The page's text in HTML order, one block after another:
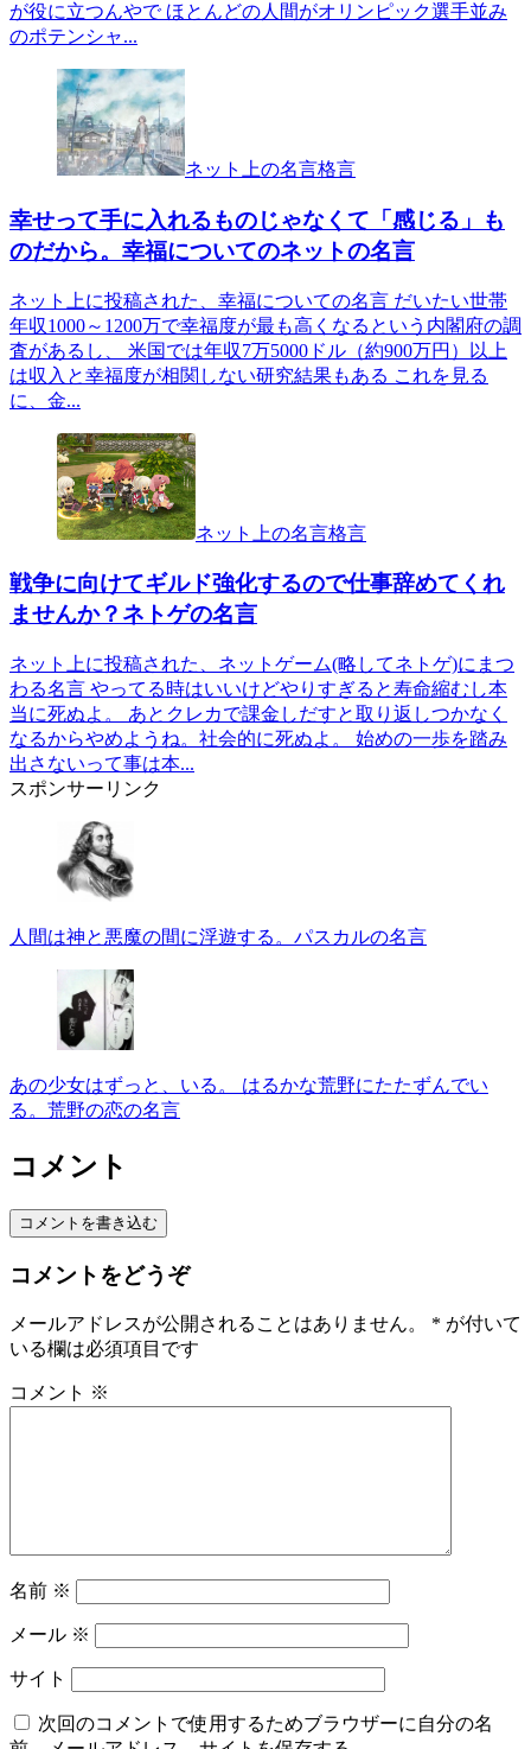
が役に立つんやで ほとんどの人間がオリンピック選手並み
のポテンシャ...
ネット上の名言格言
幸せって手に入れるものじゃなくて「感じる」も
のだから。幸福についてのネットの名言
ネット上に投稿された、幸福についての名言 だいたい世帯
年収1000～1200万で幸福度が最も高くなるという内閣府の調
査があるし、 米国では年収7万5000ドル（約900万円）以上
は収入と幸福度が相関しない研究結果もある これを見る
に、金...
ネット上の名言格言
戦争に向けてギルド強化するので仕事辞めてくれ
ませんか？ネトゲの名言
ネット上に投稿された、ネットゲーム(略してネトゲ)にまつ
わる名言 やってる時はいいけどやりすぎると寿命縮むし本
当に死ぬよ。 あとクレカで課金しだすと取り返しつかなく
なるからやめようね。社会的に死ぬよ。 始めの一歩を踏み
出さないって事は本...
スポンサーリンク
人間は神と悪魔の間に浮遊する。パスカルの名言
あの少女はずっと、いる。 はるかな荒野にたたずんでい
る。荒野の恋の名言
コメント
コメントを書き込む
コメントをどうぞ
メールアドレスが公開されることはありません。 * が付いて
いる欄は必須項目です
コメント ※
名前 ※
メール ※
サイト
次回のコメントで使用するためブラウザーに自分の名